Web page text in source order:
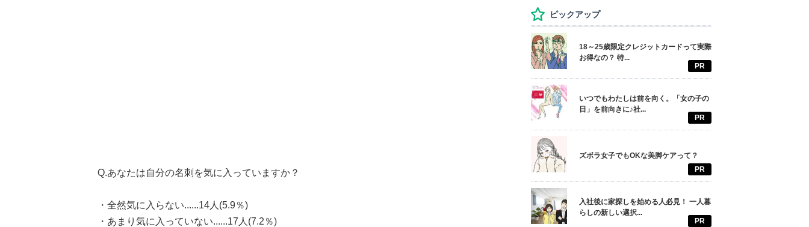
Q.あなたは自分の名刺を気に入っていますか？
・全然気に入らない......14人(5.9％)
・あまり気に入っていない......17人(7.2％)
ピックアップ
18～25歳限定クレジットカードって実際
お得なの？ 特...
PR
いつでもわたしは前を向く。「女の子の
日」を前向きに♪社...
PR
ズボラ女子でもOKな美脚ケアって？
PR
入社後に家探しを始める人必見！ 一人暮
らしの新しい選択...
PR